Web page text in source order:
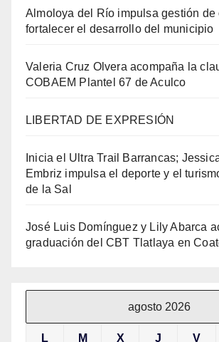
Almoloya del Río impulsa gestión de
fortalecer el desarrollo del municipio
Valeria Cruz Olvera acompaña la
COBAEM Plantel 67 de Aculco
LIBERTAD DE EXPRESIÓN
Inicia el Ultra Trail Barrancas;
Embriz impulsa el deporte y el
de la Sal
José Luis Domínguez y Lily Abarca
graduación del CBT Tlatlaya en
agosto 2026
L M X J V